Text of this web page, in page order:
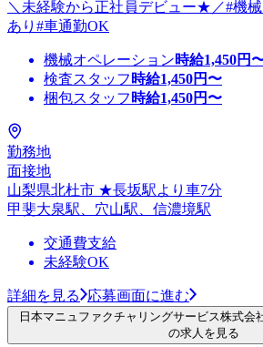
＼未経験から正社員デビュー★／#機
あり#車通勤OK
機械オペレーション時給1,450円
検査スタッフ 時給1,450円〜
梱包スタッフ 時給1,450円〜
勤務地
面接地
山梨県北杜市 ★長坂駅より車7分
甲斐大泉駅、穴山駅、信濃境駅
交通費支給
未経験OK
詳細を見る 応募画面に進む
日本マニュファクチャリングサービス株式会
の求人を見る